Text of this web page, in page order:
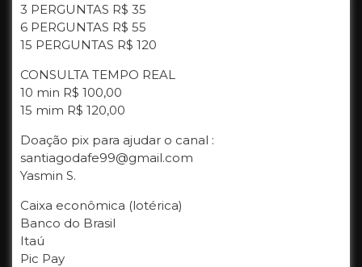
3 PERGUNTAS R$ 35
6 PERGUNTAS R$ 55
15 PERGUNTAS R$ 120
CONSULTA TEMPO REAL
10 min R$ 100,00
15 mim R$ 120,00
Doação pix para ajudar o canal :
santiagodafe99@gmail.com
Yasmin S.
Caixa econômica (lotérica)
Banco do Brasil
Itaú
Pic Pay